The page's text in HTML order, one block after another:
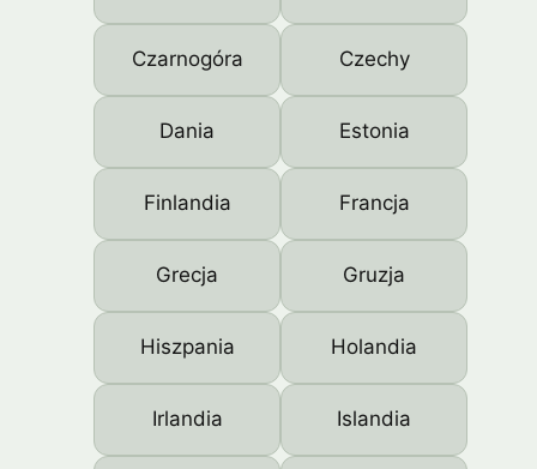
Czarnogóra Czechy
Dania Estonia
Finlandia Francja
Grecja Gruzja
Hiszpania Holandia
Irlandia Islandia